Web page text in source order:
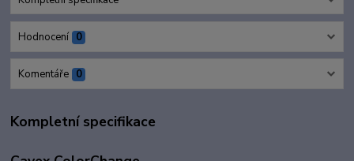
Hodnocení 0
Komentáře 0
Kompletní specifikace